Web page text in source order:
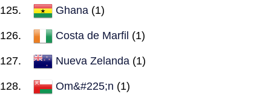
Ghana (1)
Costa de Marfil (1)
Nueva Zelanda (1)
Om&#225;n (1)